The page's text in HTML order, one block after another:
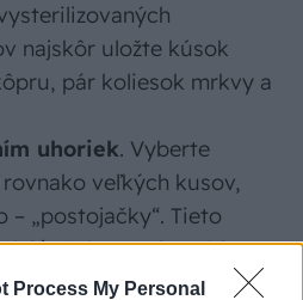
Process My Personal
najskôr uložte kúsok
pár koliesok mrkvy a
uhoriek. Vyberte
veľkých kusov,
– „postojačky“. Tieto
už dve tretiny objemu
ležiacimi menšími